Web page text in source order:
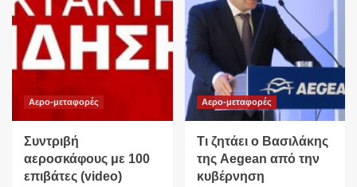
Αερο-μεταφορές
Συντριβή
αεροσκάφους με 100
επιβάτες (video)
Αερο-μεταφορές
Τι ζητάει ο Βασιλάκης
της Aegean από την
κυβέρνηση